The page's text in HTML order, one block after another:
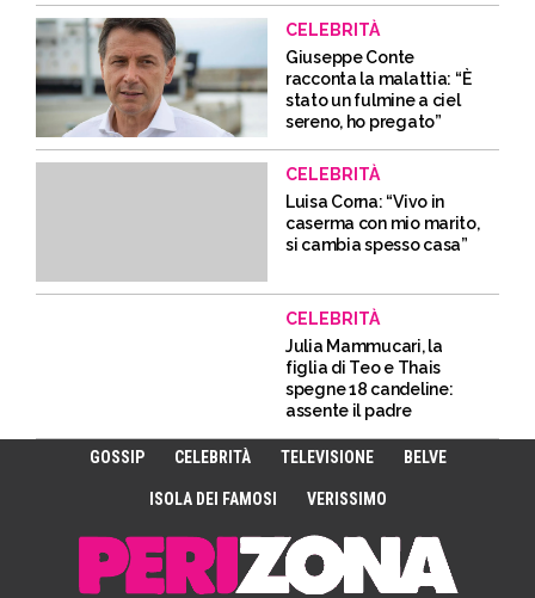
CELEBRITÀ
Giuseppe Conte
racconta la malattia: “È
stato un fulmine a ciel
sereno, ho pregato”
CELEBRITÀ
Luisa Corna: “Vivo in
caserma con mio marito,
si cambia spesso casa”
CELEBRITÀ
Julia Mammucari, la
figlia di Teo e Thais
spegne 18 candeline:
assente il padre
GOSSIP CELEBRITÀ TELEVISIONE BELVE
ISOLA DEI FAMOSI VERISSIMO